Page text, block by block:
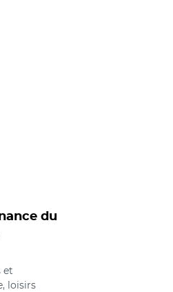
du
et
loisirs